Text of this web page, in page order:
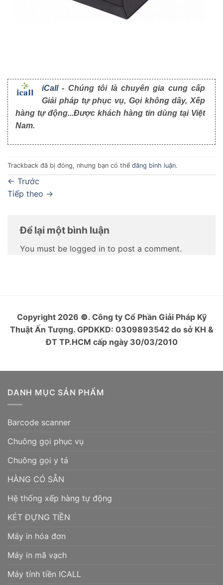
iCall- Chúng tôi là chuyên gia cung cấp
Giải pháp tự phục vụ, Gọi không dây, Xếp
hàng tự động...Được khách hàng tin dùng tại Việt
Nam.
Trackback đã bị đóng, nhưng bạn có thể đăng bình luận.
← Trước
Tiếp theo →
Để lại một bình luận
You must be logged in to post a comment.
Copyright 2026 ©. Công ty Cổ Phần Giải Pháp Kỹ
Thuật Ấn Tượng. GPDKKD: 0309893542 do sở KH &
ĐT TP.HCM cấp ngày 30/03/2010
DANH MỤC SẢN PHẨM
Barcode scanner
Chuông gọi phục vụ
Chuông gọi y tá
HÀNG CÓ SẴN
Hệ thống xếp hàng tự động
KÉT ĐỰNG TIỀN
Máy in hóa đơn
Máy in mã vạch
Máy tính tiền ICALL